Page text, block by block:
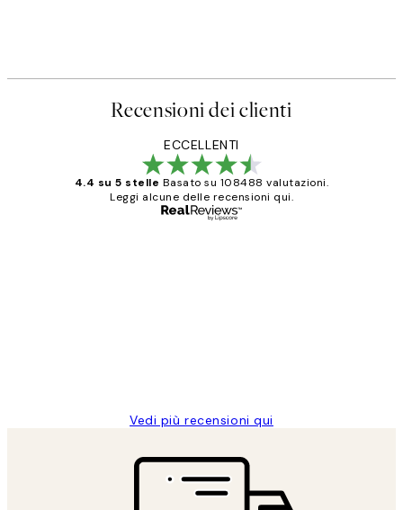
Recensioni dei clienti
ECCELLENTI
4.4 su 5 stelle Basato su 108488 valutazioni.
Leggi alcune delle recensioni qui.
Vedi più recensioni qui